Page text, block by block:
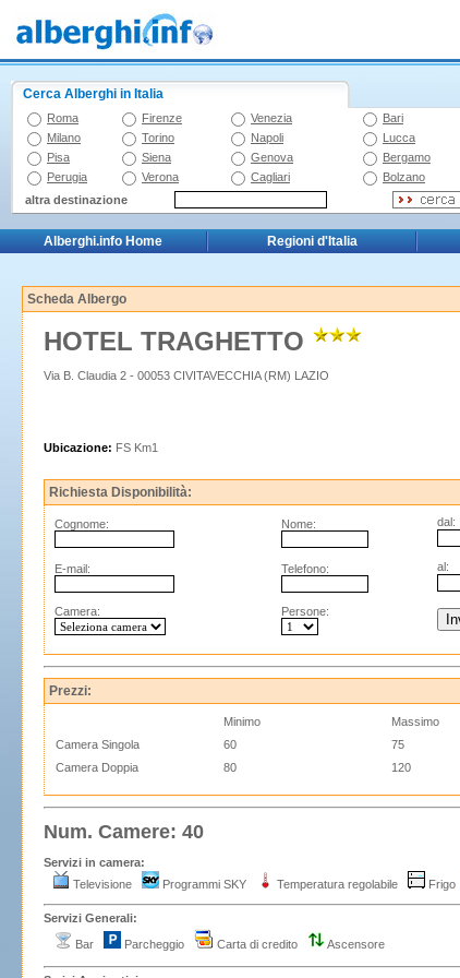
Cerca Alberghi in Italia
Roma Firenze Venezia
Bari
Milano
Torino Napoli
Lucca
Pisa
Siena Genova
Bergamo
Perugia
Verona Cagliari
Bolzano
altra destinazione
Alberghi.info Home Regioni d'Italia
Scheda Albergo
HOTEL TRAGHETTO
Via B. Claudia 2 - 00053 CIVITAVECCHIA (RM) LAZIO
Ubicazione: FS Km1
Richiesta Disponibilità:
Cognome: Nome: dal:
E-mail: Telefono: al:
Camera: Persone:
Prezzi:
Minimo
Massimo
Camera Singola
60
75
Camera Doppia
80 120
Num. Camere: 40
Servizi in camera:
Televisione
Programmi SKY Temperatura regolabile Frigo
Servizi Generali:
Bar
Parcheggio Carta di credito Ascensore